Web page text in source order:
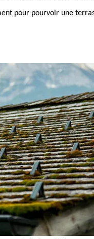
pour pourvoir une